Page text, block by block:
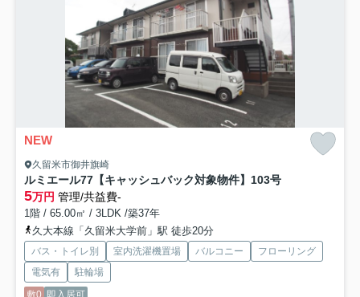
NEW
久留米市御井旗崎
ルミエール77【キャッシュバック対象物件】 103号
5万円 管理/共益費-
1階 / 65.00㎡ / 3LDK /築37年
久大本線「久留米大学前」駅 徒歩20分
バス・トイレ別 室内洗濯機置場 バルコニー
フローリング
電気有
駐輪場